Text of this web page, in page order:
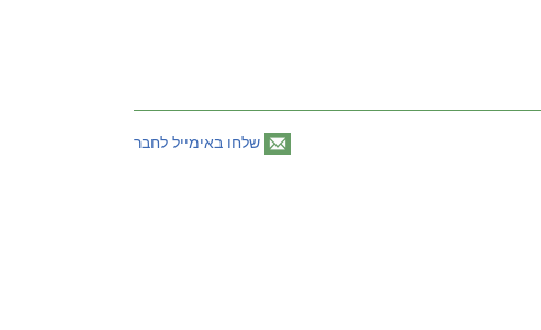
שלחו באימייל לחבר